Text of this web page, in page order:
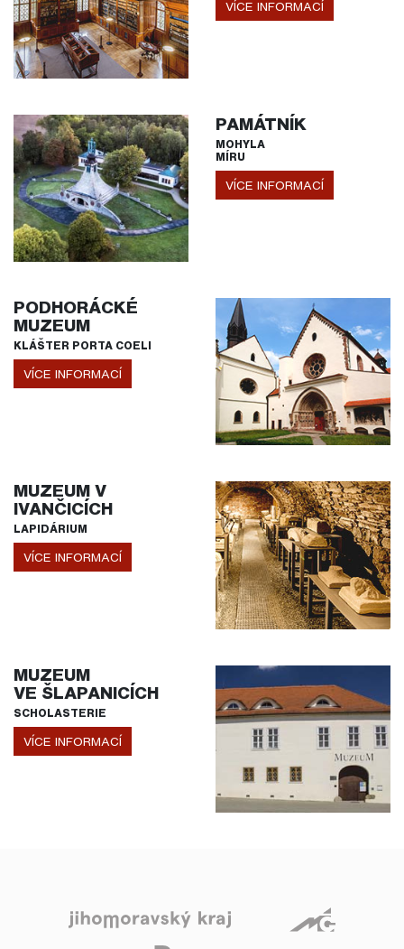
VÍCE INFORMACÍ
PAMÁTNÍK
MOHYLA
MÍRU
VÍCE INFORMACÍ
PODHORÁCKÉ
MUZEUM
KLÁŠTER PORTA COELI
VÍCE INFORMACÍ
MUZEUM V
IVANČICÍCH
LAPIDÁRIUM
VÍCE INFORMACÍ
MUZEUM
VE ŠLAPANICÍCH
SCHOLASTERIE
VÍCE INFORMACÍ